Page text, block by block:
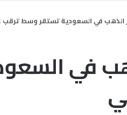
الذهب في السعودية تستقر وسط ترقب
في